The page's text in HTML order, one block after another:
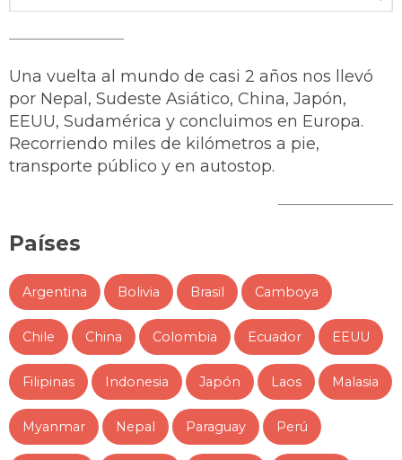
Una vuelta al mundo de casi 2 años nos llevó
por Nepal, Sudeste Asiático, China, Japón,
EEUU, Sudamérica y concluimos en Europa.
Recorriendo miles de kilómetros a pie,
transporte público y en autostop.
Países
Argentina Bolivia Brasil Camboya
Chile China Colombia Ecuador EEUU
Filipinas Indonesia Japón Laos Malasia
Myanmar Nepal Paraguay Perú